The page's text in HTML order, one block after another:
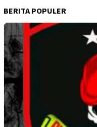
BERITA POPULER